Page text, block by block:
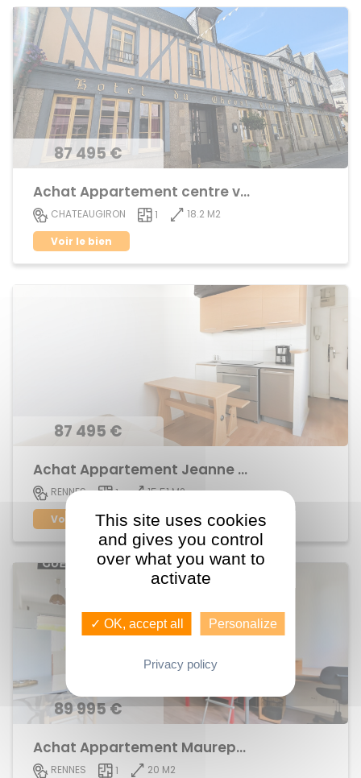
87 495 €
Achat Appartement centre ville
CHATEAUGIRON 1
18.2 M2
Voir le bien
87 495 €
Achat Appartement Jeanne d'Arc
RENNES 1
15.51 M2
Voir le bien
89 995 €
Achat Appartement Maurepas
RENNES 1
20 M2
This site uses cookies
and gives you control
over what you want to
activate
✓ OK, accept all Personalize
Privacy policy